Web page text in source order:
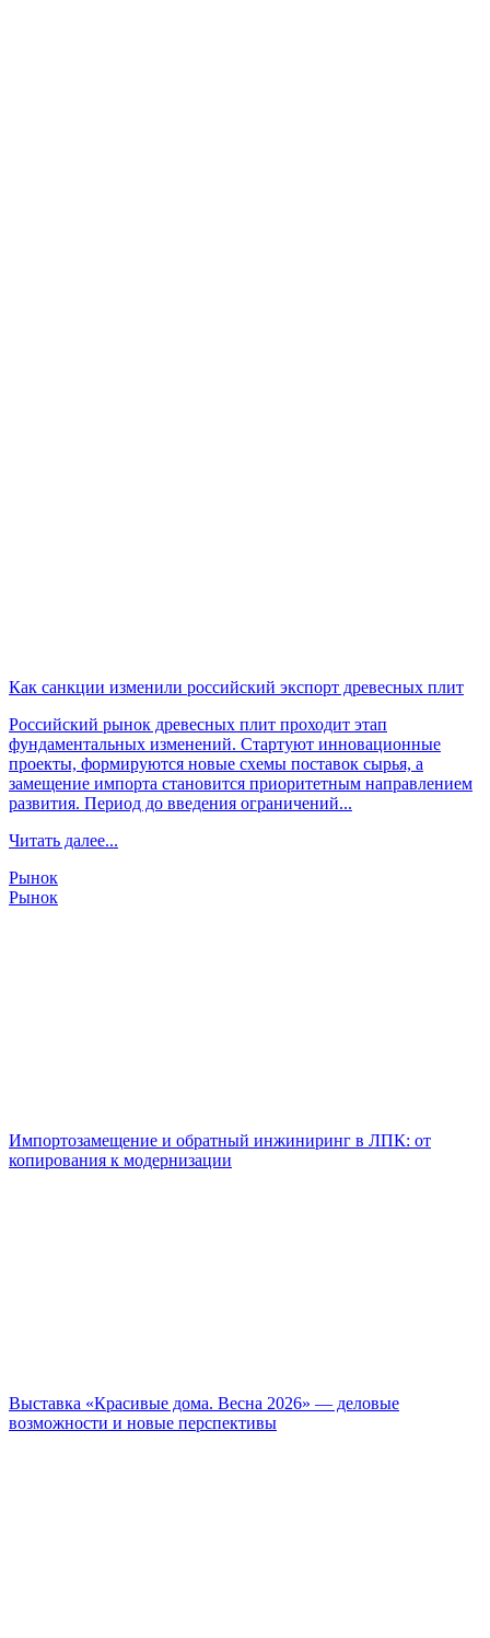
Как санкции изменили российский экспорт древесных плит
Российский рынок древесных плит проходит этап
фундаментальных изменений. Стартуют инновационные
проекты, формируются новые схемы поставок сырья, а
замещение импорта становится приоритетным направлением
развития. Период до введения ограничений...
Читать далее...
Рынок
Рынок
Импортозамещение и обратный инжиниринг в ЛПК: от
копирования к модернизации
Выставка «Красивые дома. Весна 2026» — деловые
возможности и новые перспективы